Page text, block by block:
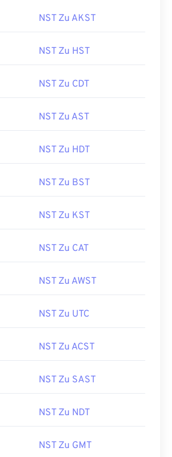
NST Zu AKST
NST Zu HST
NST Zu CDT
NST Zu AST
NST Zu HDT
NST Zu BST
NST Zu KST
NST Zu CAT
NST Zu AWST
NST Zu UTC
NST Zu ACST
NST Zu SAST
NST Zu NDT
NST Zu GMT